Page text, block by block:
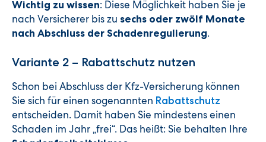
Wichtig zu wissen: Diese Möglichkeit haben Sie je
nach Versicherer bis zu sechs oder zwölf Monate
nach Abschluss der Schadenregulierung.
Variante 2 – Rabattschutz nutzen
Schon bei Abschluss der Kfz-Versicherung können
Sie sich für einen sogenannten Rabattschutz
entscheiden. Damit haben Sie mindestens einen
Schaden im Jahr „frei“. Das heißt: Sie behalten Ihre